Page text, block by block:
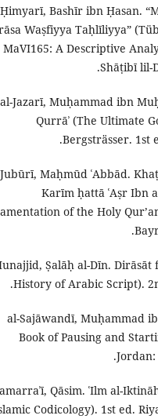
Bashīr ibn Ḥasan.
Waṣfiyya Taḥlīliyya”
MaVI165: A Descriptive
Shāṭibī lil-
al-Jazarī, Muḥammad ibn
Qurrāʾ (The Ultimate
Bergsträsser. 1st
Maḥmūd ʿAbbād.
Karīm ḥattā ʿAṣr Ibn
of the Holy
Ṣalāḥ al-Dīn.
History of Arabic Script).
al-Sajāwandī, Muḥammad
Book of Pausing and
Jordan:
Qāsim. ʿIlm al-
Codicology). 1st ed.